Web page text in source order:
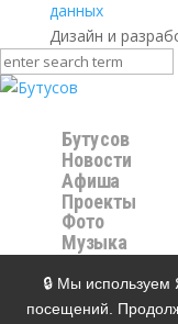
данных
🔒 Мы используем
посещений.
Дизайн и
Бутусов
Новости
Афиша
Проекты
Фото
Музыка
Магазин
Контакты